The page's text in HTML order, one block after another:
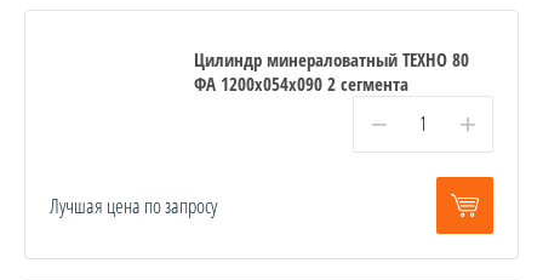
Цилиндр минераловатный ТЕХНО 80
ФА 1200x054x090 2 сегмента
− +
Лучшая цена по запросу